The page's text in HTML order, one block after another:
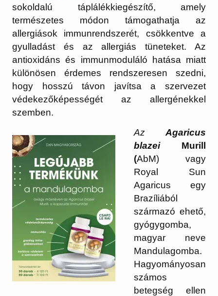
sokoldalú táplálékkiegészítő, amely
természetes módon támogathatja az
allergiások immunrendszerét, csökkentve a
gyulladást és az allergiás tüneteket. Az
antioxidáns és immunmoduláló hatása miatt
különösen érdemes rendszeresen szedni,
hogy hosszú távon javítsa a szervezet
védekezőképességét az allergénekkel
szemben.
AzAgaricus
blazeiMurill
(AbM) vagy
Royal Sun
Agaricus egy
Brazíliából
származó ehető,
gyógygomba,
magyar neve
Mandulagomba.
Hagyományosan
számos
betegség ellen